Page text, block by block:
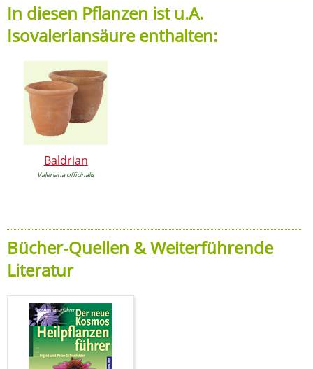
In diesen Pflanzen ist u.A.
Isovaleriansäure enthalten:
Baldrian
Valeriana officinalis
Bücher-Quellen & Weiterführende
Literatur